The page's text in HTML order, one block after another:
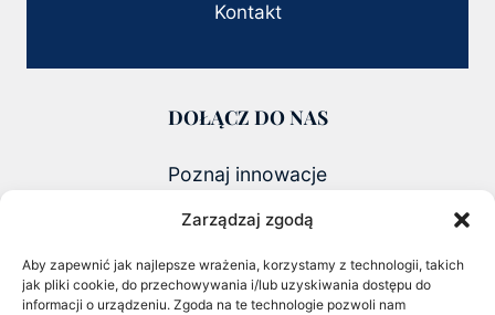
Zarządzaj zgodą
Aby zapewnić jak najlepsze wrażenia, korzystamy z technologii, takich
jak pliki cookie, do przechowywania i/lub uzyskiwania dostępu do
informacji o urządzeniu. Zgoda na te technologie pozwoli nam
Kontakt
DOŁĄCZ DO NAS
Poznaj innowacje
ZOBACZ NAJNOWSZY RAPORT 2026
CHECK OUT OUR LATEST 2026